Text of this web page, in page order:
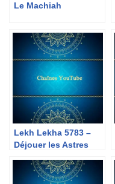
Le Machiah
Lekh Lekha 5783 –
Déjouer les Astres